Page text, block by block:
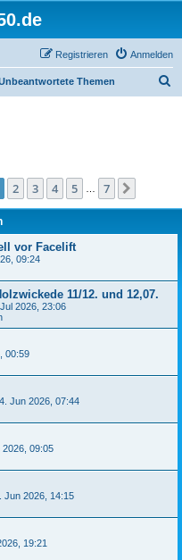
Anmelden
Registrieren
Themen
1von
2 3 4 5 7
vor Facelift
09:24
11/12. und 12,07.
2026, 23:06
00:59
Jun 2026, 07:44
2026, 09:05
Jun 2026, 14:15
19:21